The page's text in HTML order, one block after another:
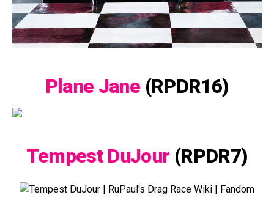
Plane Jane (RPDR16)
Tempest DuJour (RPDR7)